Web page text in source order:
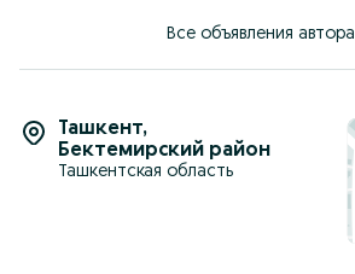
Все объявления автора
Ташкент,
Бектемирский район
Ташкентская область